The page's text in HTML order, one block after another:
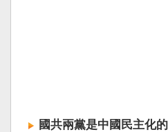
國共兩黨是中國民主化